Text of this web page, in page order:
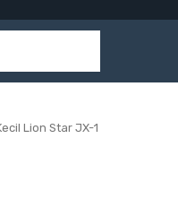
Lion Star JX-1